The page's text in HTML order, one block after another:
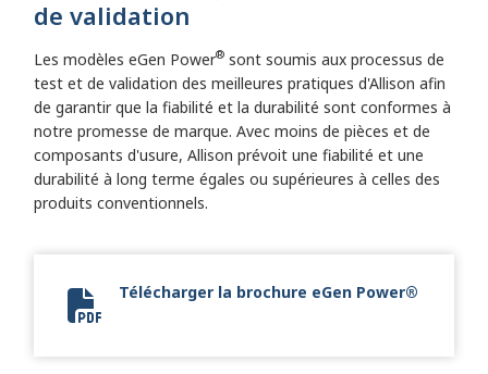
de validation
Les modèles eGen Power® sont soumis aux processus de
test et de validation des meilleures pratiques d'Allison afin
de garantir que la fiabilité et la durabilité sont conformes à
notre promesse de marque. Avec moins de pièces et de
composants d'usure, Allison prévoit une fiabilité et une
durabilité à long terme égales ou supérieures à celles des
produits conventionnels.
eGen Power Brochure
Télécharger la brochure eGen Power®